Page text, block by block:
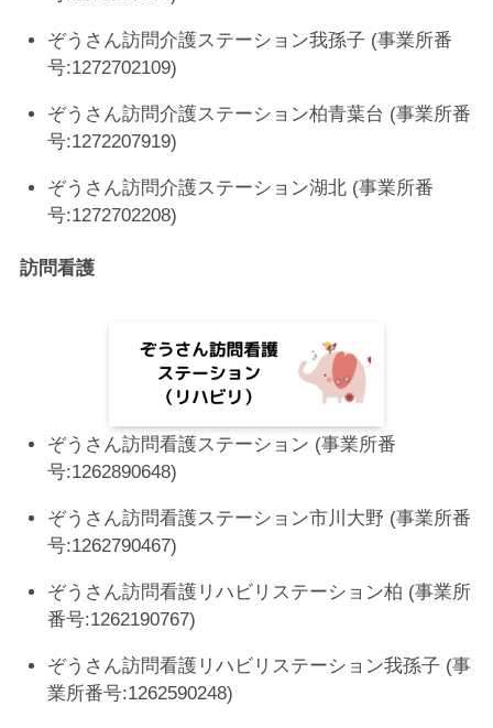
ぞうさん訪問介護ステーション我孫子 (事業所番
号:1272702109)
ぞうさん訪問介護ステーション柏青葉台 (事業所番
号:1272207919)
ぞうさん訪問介護ステーション湖北 (事業所番
号:1272702208)
訪問看護
ぞうさん訪問看護ステーション (事業所番
号:1262890648)
ぞうさん訪問看護ステーション市川大野 (事業所番
号:1262790467)
ぞうさん訪問看護リハビリステーション柏 (事業所
番号:1262190767)
ぞうさん訪問看護リハビリステーション我孫子 (事
業所番号:1262590248)